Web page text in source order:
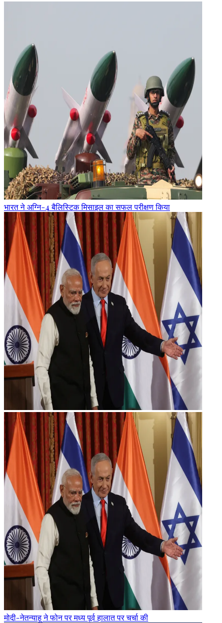
भारत ने अग्नि-4 बैलिस्टिक मिसाइल का सफल परीक्षण किया
मोदी-नेतन्याहू ने फोन पर मध्य पूर्व हालात पर चर्चा की